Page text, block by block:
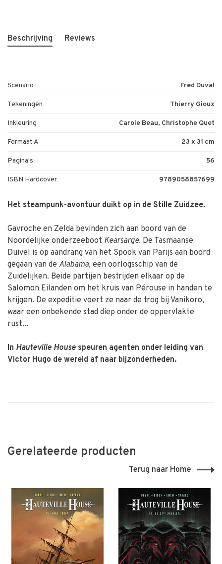
Beschrijving Reviews
Scenario Fred Duval
Tekeningen Thierry Gioux
Inkleuring Carole Beau, Christophe Quet
Formaat A 23 x 31 cm
Pagina's 56
ISBN Hardcover 9789058857699
Het steampunk-avontuur duikt op in de Stille Zuidzee.
Gavroche en Zelda bevinden zich aan boord van de
Noordelijke onderzeeboot Kearsarge. De Tasmaanse
Duivel is op aandrang van het Spook van Parijs aan boord
gegaan van de Alabama, een oorlogsschip van de
Zuidelijken. Beide partijen bestrijden elkaar op de
Salomon Eilanden om het kruis van Pérouse in handen te
krijgen. De expeditie voert ze naar de trog bij Vanikoro,
waar een onbekende stad diep onder de oppervlakte
rust...
In Hauteville House speuren agenten onder leiding van
Victor Hugo de wereld af naar bijzonderheden.
Gerelateerde producten
Terug naar Home